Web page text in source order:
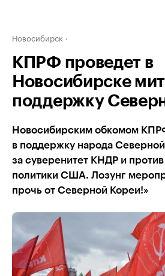
Новосибирск
КПРФ проведет в
Новосибирске
поддержку
Новосибирским обкомом
в поддержку народа
за суверенитет КНДР и
политики США. Лозунг
прочь от Северной Кореи!»